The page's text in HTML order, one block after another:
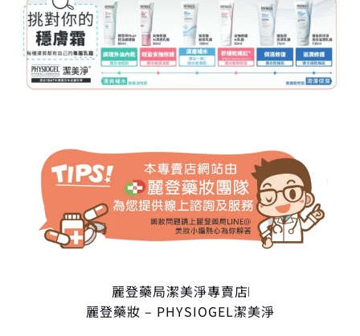
麗登藥局潔美淨專賣店
麗登藥妝 – PHYSIOGEL潔美淨